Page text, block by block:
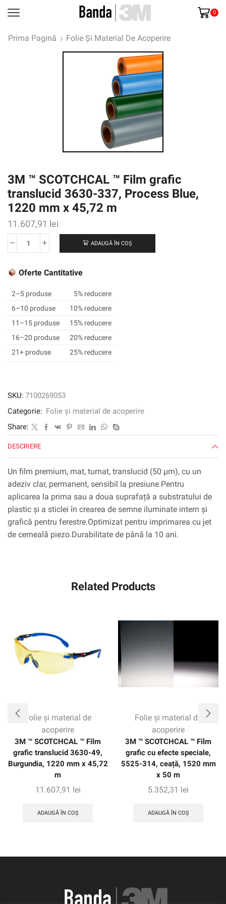
0
Prima Pagină Folie Și Material De Acoperire
3M ™ SCOTCHCAL ™ Film grafic
translucid 3630-337, Process Blue,
1220 mm x 45,72 m
11.607,91 lei
Cantitate
™
™
Film
grafic
translucid
3630-
337,
mm
45,72
m
ADAUGĂ ÎN COȘ
Oferte Cantitative
2–5 produse
5% reducere
6–10 produse
10% reducere
11–15 produse
15% reducere
16–20 produse
20% reducere
21+ produse
25% reducere
SKU: 7100269053
Categorie: Folie și material de acoperire
Share:
DESCRIERE
Un film premium, mat, turnat, translucid (50 µm), cu un
adeziv clar, permanent, sensibil la presiune.Pentru
aplicarea la prima sau a doua suprafață a substratului de
plastic și a sticlei în crearea de semne iluminate intern și
grafică pentru ferestre.Optimizat pentru imprimarea cu jet
de cerneală piezo.Durabilitate de până la 10 ani.
Related Products
Folie și material de
acoperire
3M ™ SCOTCHCAL ™ Film
grafic translucid 3630-49,
Burgundia, 1220 mm x 45,72
m
11.607,91 lei
ADAUGĂ ÎN COȘ
Folie și material de
acoperire
3M ™ SCOTCHCAL ™ Film
grafic cu efecte speciale,
5525-314, ceață, 1520 mm
x 50 m
5.352,31 lei
ADAUGĂ ÎN COȘ